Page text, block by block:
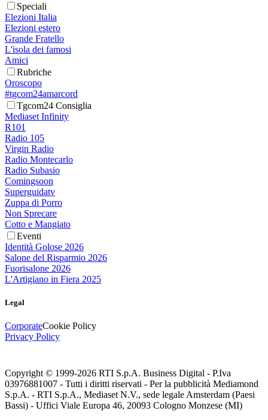
Speciali
Elezioni Italia
Elezioni estero
Grande Fratello
L'isola dei famosi
Amici
Rubriche
Oroscopo
#tgcom24amarcord
Tgcom24 Consiglia
Mediaset Infinity
R101
Radio 105
Virgin Radio
Radio Montecarlo
Radio Subasio
Comingsoon
Superguidatv
Zuppa di Porro
Non Sprecare
Cotto e Mangiato
Eventi
Identità Golose 2026
Salone del Risparmio 2026
Fuorisalone 2026
L'Artigiano in Fiera 2025
Legal
CorporateCookie Policy
Privacy Policy
Copyright © 1999-2026 RTI S.p.A. Business Digital - P.Iva
03976881007 - Tutti i diritti riservati - Per la pubblicità Mediamond
S.p.A. - RTI S.p.A., Mediaset N.V., sede legale Amsterdam (Paesi
Bassi) - Uffici Viale Europa 46, 20093 Cologno Monzese (MI)